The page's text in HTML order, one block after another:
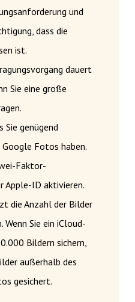
und
dass die
ist.
dauert
Sie eine große
Sie genügend
Fotos haben.
Faktor-
Apple-ID aktivieren.
die Anzahl der Bilder
Sie ein iCloud-
Bildern sichern,
außerhalb des
gesichert.